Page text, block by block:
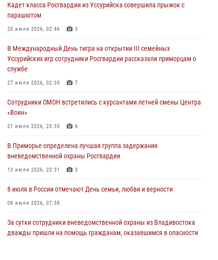
29 июля 2026, 01:17
В День Крещения Руси в Князь-Владимирском храме – Главном
ходом
28 июля 2026, 10:29 3
Росгвардейцы в Приморье приняли участие в молебне,
28 июля 2026, 05:39
В Международный День тигра на открытии III семейных
службе
27 июля 2026, 02:30
Кадет класса Росгвардии из Уссурийска совершила прыжок с
парашютом
20 июля 2026, 02:46 3
В Международный День тигра на открытии III семейных
Уссурийских игр сотрудники Росгвардии рассказали приморцам о
службе
27 июля 2026, 02:30 7
Сотрудники ОМОН встретились с курсантами летней смены Центра
«Воин»
21 июля 2026, 23:35 6
В Приморье определена лучшая группа задержания
вневедомственной охраны Росгвардии
13 июля 2026, 23:31 3
8 июля в России отмечают День семьи, любви и верности
08 июля 2026, 07:58
За сутки сотрудники вневедомственной охраны из Владивостока
дважды пришли на помощь гражданам, оказавшимся в опасности